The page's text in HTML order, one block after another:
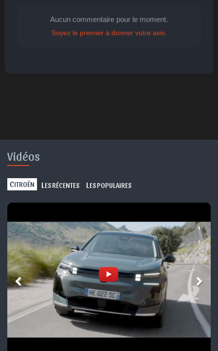
Aucun commentaire pour le moment.
Soyez le premier à donner votre avis.
Vidéos
CITROËN L ES RÉCENTES L ES POPULAIRES